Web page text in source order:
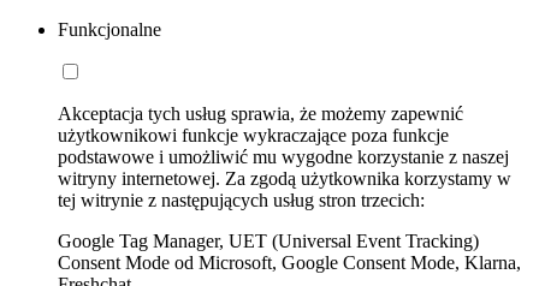
Funkcjonalne
Akceptacja tych usług sprawia, że możemy zapewnić
użytkownikowi funkcje wykraczające poza funkcje
podstawowe i umożliwić mu wygodne korzystanie z naszej
witryny internetowej. Za zgodą użytkownika korzystamy w
tej witrynie z następujących usług stron trzecich:
Google Tag Manager, UET (Universal Event Tracking)
Consent Mode od Microsoft, Google Consent Mode, Klarna,